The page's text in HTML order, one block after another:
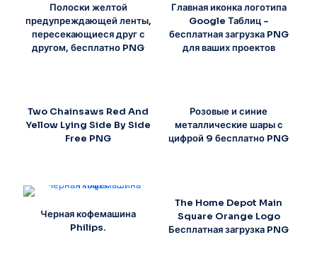
Полоски желтой
предупреждающей ленты,
пересекающиеся друг с
другом, бесплатно PNG
Главная иконка логотипа
Google Таблиц –
бесплатная загрузка PNG
для ваших проектов
Two Chainsaws Red And
Yellow Lying Side By Side
Free PNG
Розовые и синие
металлические шары с
цифрой 9 бесплатно PNG
Черная кофемашина
Philips.
The Home Depot Main
Square Orange Logo
Бесплатная загрузка PNG